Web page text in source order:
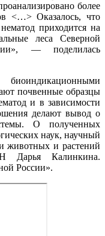
более
<…> Оказалось, что
приходится на
леса Северной
— поделилась
почвенные образцы
и в зависимости
делают вывод о
О полученных
наук, научный
животных и растений
Дарья Калинкина.
России».